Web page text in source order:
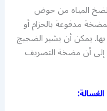
المياه من حوض
مدفوعة بالحزام أو
يمكن أن يشير الضجيج
إلى أن مضخة التصريف